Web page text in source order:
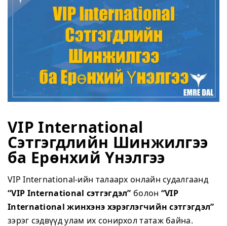
VIP International
Сэтгэгдлийн Шинжилгээ
ба Ерөнхий Үнэлгээ
VIP International-ийн талаарх онлайн судалгаанд
“VIP International сэтгэгдэл” болон “VIP
International жинхэнэ хэрэглэгчийн сэтгэгдэл”
зэрэг сэдвүүд улам их сонирхол татаж байна.